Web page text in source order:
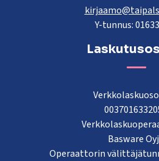
Y-tunnus:
Basware Oyj
Operaattorin